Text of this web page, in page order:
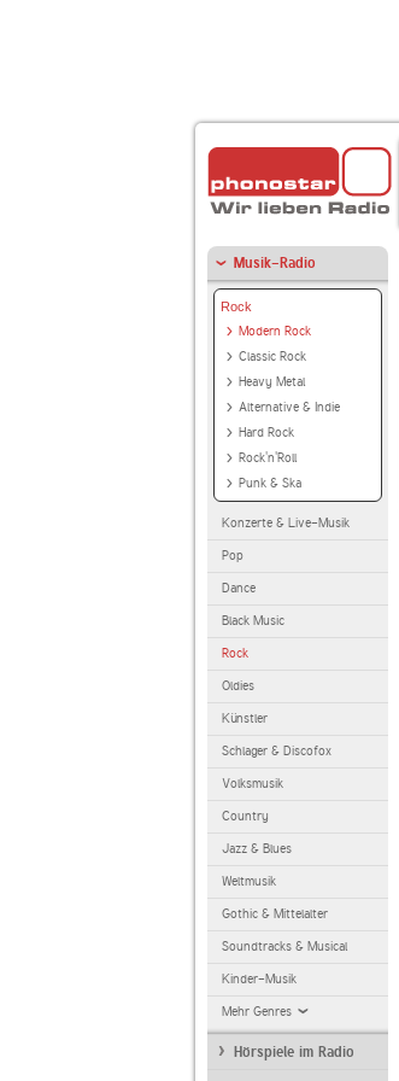
Musik-Radio
Rock
Modern Rock
Classic Rock
Heavy Metal
Alternative & Indie
Hard Rock
Rock'n'Roll
Punk & Ska
Konzerte & Live-Musik
Pop
Dance
Black Music
Rock
Oldies
Künstler
Schlager & Discofox
Volksmusik
Country
Jazz & Blues
Weltmusik
Gothic & Mittelalter
Soundtracks & Musical
Kinder-Musik
Mehr Genres
Hörspiele im Radio